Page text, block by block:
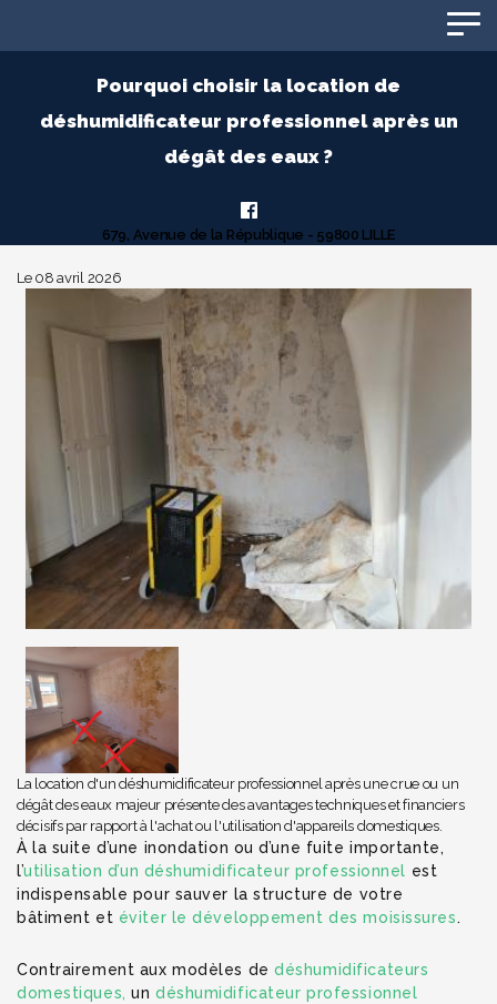
Pourquoi choisir la location de
déshumidificateur professionnel après un
dégât des eaux ?
679, Avenue de la République - 59800 LILLE
Le 08 avril 2026
La location d'un déshumidificateur professionnel après une crue ou un
dégât des eaux majeur présente des avantages techniques et financiers
décisifs par rapport à l'achat ou l'utilisation d'appareils domestiques.
À la suite d’une inondation ou d’une fuite importante,
l’utilisation d’un déshumidificateur professionnel est
indispensable pour sauver la structure de votre
bâtiment et éviter le développement des moisissures.
Contrairement aux modèles dedéshumidificateurs
domestiques, un déshumidificateur professionnel